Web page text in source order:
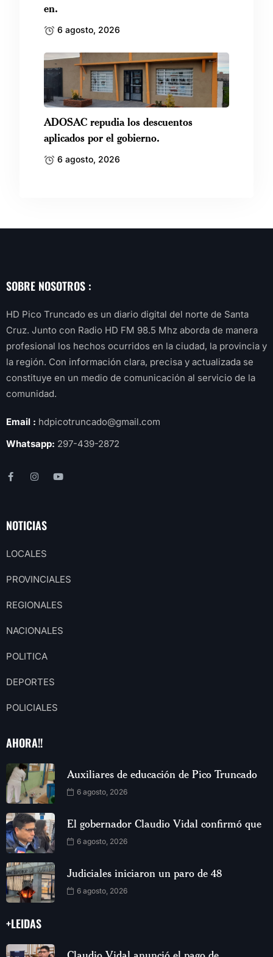
en.
6 agosto, 2026
ADOSAC repudia los descuentos
aplicados por el gobierno.
6 agosto, 2026
SOBRE NOSOTROS :
HD Pico Truncado es un diario digital del norte de Santa
Cruz. Junto con Radio HD FM 98.5 Mhz aborda de manera
profesional los hechos ocurridos en la ciudad, la provincia y
la región. Con información clara, precisa y actualizada se
constituye en un medio de comunicación al servicio de la
comunidad.
Email : hdpicotruncado@gmail.com
Whatsapp: 297-439-2872
NOTICIAS
LOCALES
PROVINCIALES
REGIONALES
NACIONALES
POLITICA
DEPORTES
POLICIALES
AHORA!!
Auxiliares de educación de Pico Truncado
6 agosto, 2026
El gobernador Claudio Vidal confirmó que
6 agosto, 2026
Judiciales iniciaron un paro de 48
6 agosto, 2026
+LEIDAS